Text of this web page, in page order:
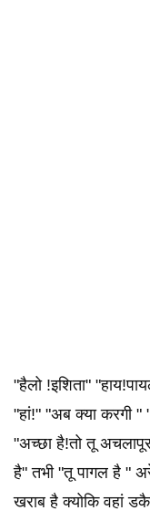
"हैलो !इशिता"
"हां!" "अब क्या करगी "
"अच्छा है!तो तू
है" तभी "तू पागल है "
खराब है क्योकि वहां